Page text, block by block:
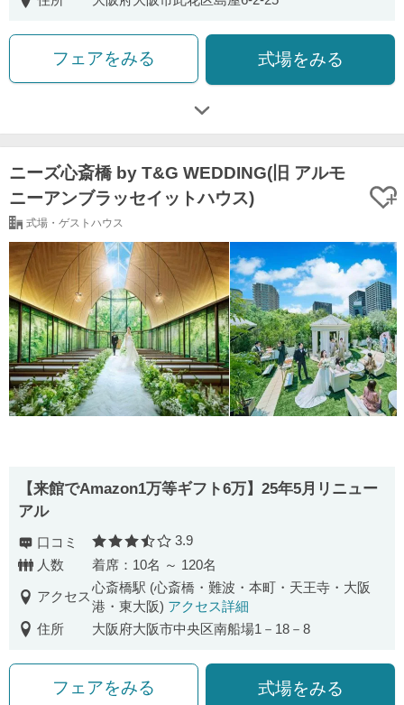
フェアをみる 式場をみる
ニーズ心斎橋 by T&G WEDDING(旧 アルモ
ニーアンブラッセイットハウス)
式場・ゲストハウス
【来館でAmazon1万等ギフト6万】25年5月リニュー
アル
口コミ 口コミ評価
3.9
人数
着席：10名 ～ 120名
アクセス
心斎橋駅 (心斎橋・難波・本町・天王寺・大阪
港・東大阪) アクセス詳細
住所
大阪府大阪市中央区南船場1－18－8
フェアをみる 式場をみる